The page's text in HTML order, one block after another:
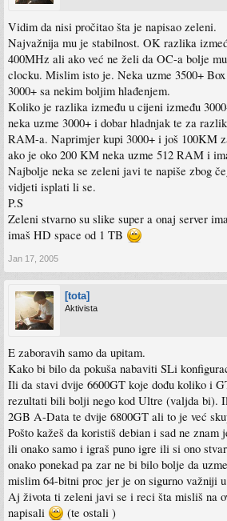
Vidim da nisi pročitao šta je napisao zeleni.
Najvažnija mu je stabilnost. OK razlika
400MHz ali ako već ne želi da OC-a bolje
clocku. Mislim isto je. Neka uzme 3500+
3000+ sa nekim boljim hlađenjem.
Koliko je razlika između u cijeni između
neka uzme 3000+ i dobar hladnjak te za
RAM-a. Naprimjer kupi 3000+ i još 100KM
ako je oko 200 KM neka uzme 512 RAM i
Najbolje neka se zeleni javi te napiše zbog
vidjeti isplati li se.
P.S
Zeleni stvarno su slike super a onaj server
imaš HD space od 1 TB
Jan 17, 2005
[tota]
Aktivista
E zaboravih samo da upitam.
Kako bi bilo da pokuša nabaviti SLi
Ili da stavi dvije 6600GT koje dođu koliko i
rezultati bili bolji nego kod Ultre (valjda bi).
2GB A-Data te dvije 6800GT ali to je već
Pošto kažeš da koristiš debian i sad ne
ili onako samo i igraš puno igre ili si ono
onako ponekad pa zar ne bi bilo bolje da
mislim 64-bitni proc jer je on sigurno važniji
Aj života ti zeleni javi se i reci šta misliš na
napisali
(te ostali )